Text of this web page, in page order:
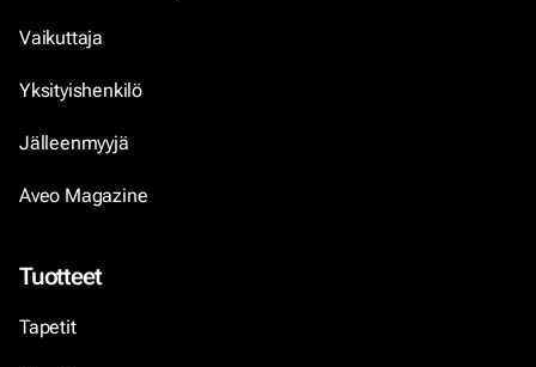
Vaikuttaja
Yksityishenkilö
Jälleenmyyjä
Aveo Magazine
Tuotteet
Tapetit